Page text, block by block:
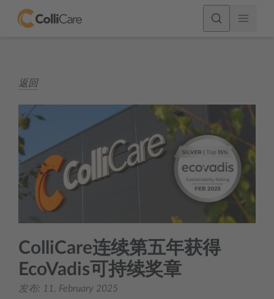
返回
ColliCare连续第五年获得
EcoVadis可持续奖章
发布: 11. February 2025